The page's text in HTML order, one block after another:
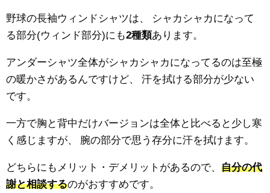
野球の長袖ウィンドシャツは、
シャカシャカになって
る部分(ウィンド部分)にも2種類あります。
アンダーシャツ全体がシャカシャカになってるのは至極
の暖かさがあるんですけど、
汗を拭ける部分が少ない
です。
一方で胸と背中だけバージョンは全体と比べると少し寒
く感じますが、
腕の部分で思う存分に汗を拭けます。
どちらにもメリット・デメリットがあるので、 自分の代
謝と相談するのがおすすめです。